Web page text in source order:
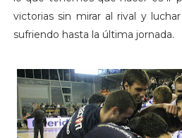
victorias sin mirar al rival y
sufriendo hasta la última jornada.